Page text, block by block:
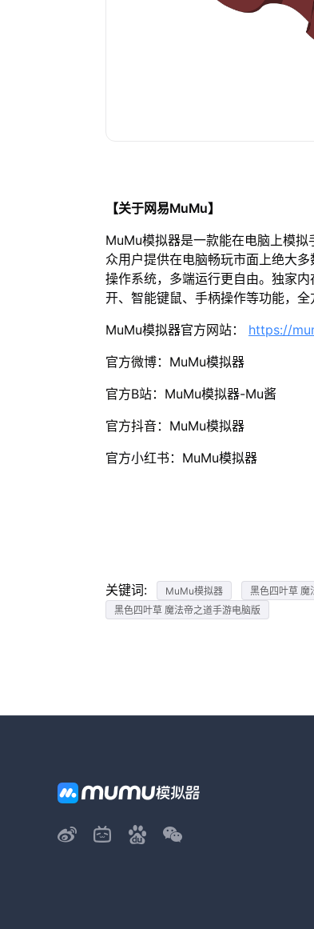
【关于网易MuMu】
MuMu模拟器是一款能在电脑上模
众用户提供在电脑畅玩市面上绝大
操作系统，多端运行更自由。独家
开、智能键鼠、手柄操作等功能，全
MuMu模拟器官方网站： https://
官方微博：MuMu模拟器
官方B站：MuMu模拟器-Mu酱
官方抖音：MuMu模拟器
官方小红书：MuMu模拟器
关键词: MuMu模拟器 黑色四叶草 魔
黑色四叶草 魔法帝之道手游电脑版